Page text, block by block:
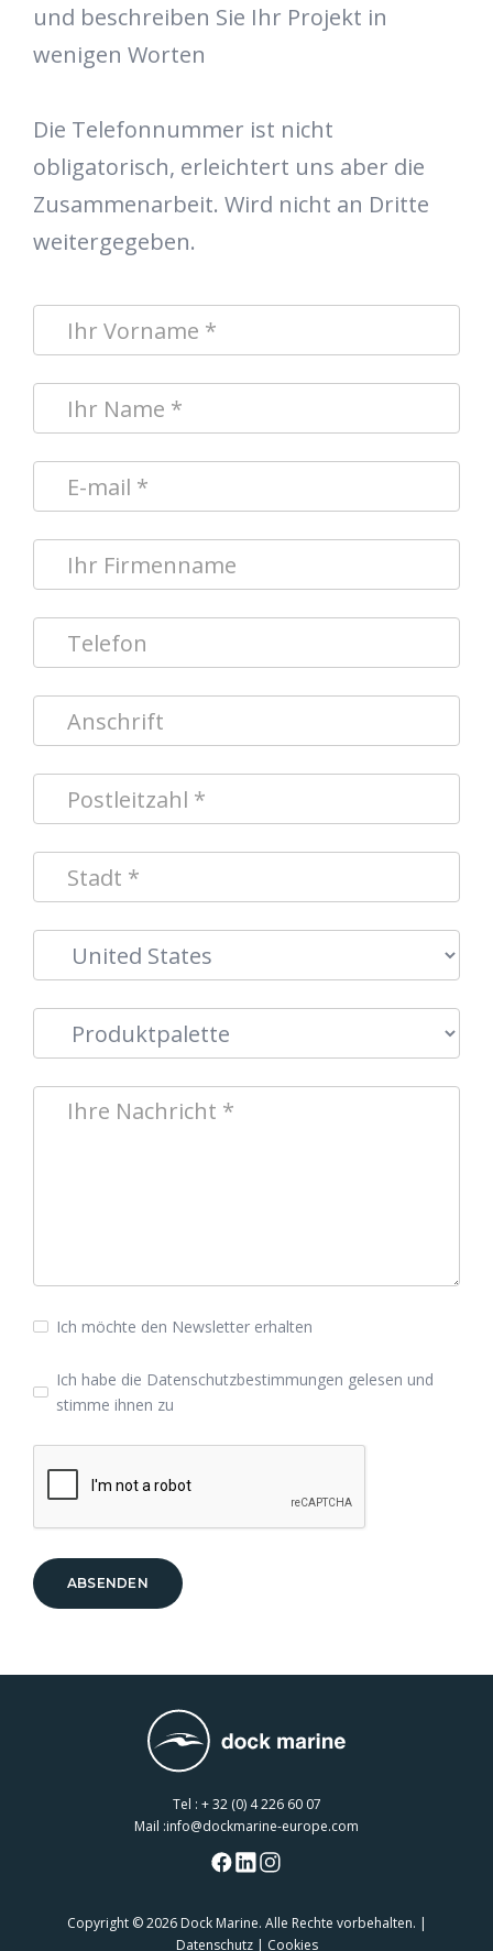
und beschreiben Sie Ihr Projekt in
wenigen Worten
Die Telefonnummer ist nicht
obligatorisch, erleichtert uns aber die
Zusammenarbeit. Wird nicht an Dritte
weitergegeben.
Ich möchte den Newsletter erhalten
Ich habe die Datenschutzbestimmungen gelesen und
stimme ihnen zu
ABSENDEN
Tel : + 32 (0) 4 226 60 07
Mail :info@dockmarine-europe.com
Copyright© 2026 Dock Marine. Alle Rechte vorbehalten. |
Datenschutz | Cookies